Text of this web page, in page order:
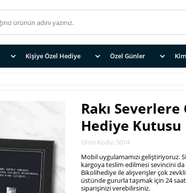
Kişiye Özel Hediye Özel Günler
Rakı
Hediye Kutusu
Ürün Kodu: 5014
Mobil uygulamamızı geliştiriyoruz.
kargoya teslim edilmesi sevincini da
Bikolihediye ile alışverişler çok
üstünde gururla taşımak için 24
siparişinizi verebilirsiniz.